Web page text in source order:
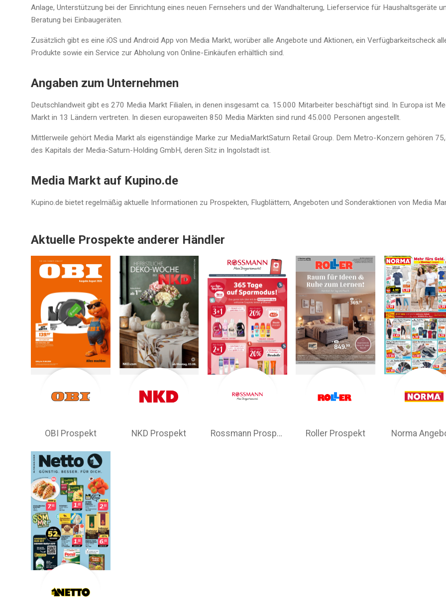
Anlage, Unterstützung bei der Einrichtung eines neuen Fernsehers und der Wandhalterung, Lieferservice für Haushaltsgeräte
Beratung bei Einbaugeräten.
Zusätzlich gibt es eine iOS und Android App von Media Markt, worüber alle Angebote und Aktionen, ein Verfügbarkeitscheck
Produkte sowie ein Service zur Abholung von Online-Einkäufen erhältlich sind.
Angaben zum Unternehmen
Deutschlandweit gibt es 270 Media Markt Filialen, in denen insgesamt ca. 15.000 Mitarbeiter beschäftigt sind. In Europa ist
Markt in 13 Ländern vertreten. In diesen europaweiten 850 Media Märkten sind rund 45.000 Personen angestellt.
Mittlerweile gehört Media Markt als eigenständige Marke zur MediaMarktSaturn Retail Group. Dem Metro-Konzern gehören
des Kapitals der Media-Saturn-Holding GmbH, deren Sitz in Ingolstadt ist.
Media Markt auf Kupino.de
Kupino.de bietet regelmäßig aktuelle Informationen zu Prospekten, Flugblättern, Angeboten und Sonderaktionen von Media
Aktuelle Prospekte anderer Händler
OBI Prospekt NKD Prospekt Rossmann Prospekt Roller Prospekt Norma